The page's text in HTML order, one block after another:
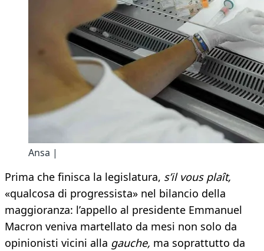
Ansa |
Prima che finisca la legislatura, s’il vous plaît,
«qualcosa di progressista» nel bilancio della
maggioranza: l’appello al presidente Emmanuel
Macron veniva martellato da mesi non solo da
opinionisti vicini alla gauche, ma soprattutto da